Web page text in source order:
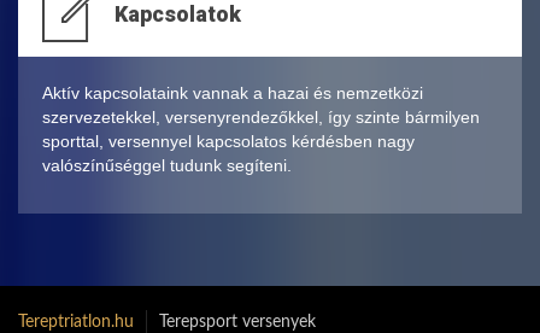
Kapcsolatok
Aktív kapcsolataink vannak a hazai és nemzetközi
szervezetekkel, versenyrendezőkkel, így szinte bármilyen
sporttal, versennyel kapcsolatos kérdésben nagy
valószínűséggel tudunk segíteni.
Tereptriatlon.hu Terepsport versenyek